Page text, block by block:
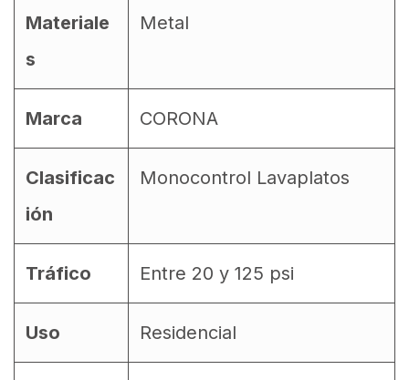
Materiale
s
Metal
Marca CORONA
Clasificac
ión
Monocontrol Lavaplatos
Tráfico Entre 20 y 125 psi
Uso Residencial